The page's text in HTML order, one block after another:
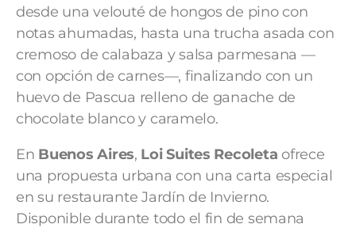
desde una velouté de hongos de pino con
notas ahumadas, hasta una trucha asada con
cremoso de calabaza y salsa parmesana —
con opción de carnes—, finalizando con un
huevo de Pascua relleno de ganache de
chocolate blanco y caramelo.
En Buenos Aires, Loi Suites Recoleta ofrece
una propuesta urbana con una carta especial
en su restaurante Jardín de Invierno.
Disponible durante todo el fin de semana